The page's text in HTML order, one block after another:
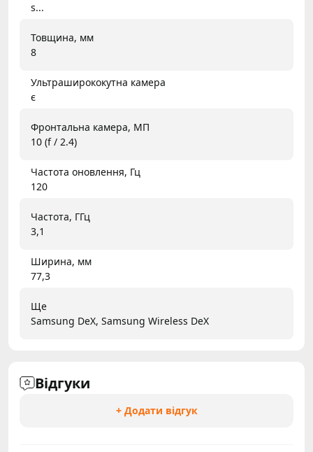
s...
Товщина, мм
8
Ультраширококутна камера
є
Фронтальна камера, МП
10 (f / 2.4)
Частота оновлення, Гц
120
Частота, ГГц
3,1
Ширина, мм
77,3
Ще
Samsung DeX, Samsung Wireless DeX
Відгуки
+ Додати відгук